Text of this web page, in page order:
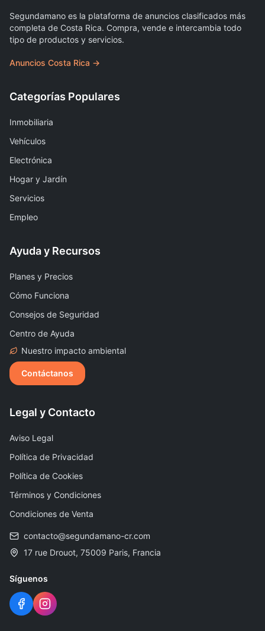
Segundamano es la plataforma de anuncios clasificados más
completa de Costa Rica. Compra, vende e intercambia todo
tipo de productos y servicios.
Anuncios Costa Rica →
Categorías Populares
Inmobiliaria
Vehículos
Electrónica
Hogar y Jardín
Servicios
Empleo
Ayuda y Recursos
Planes y Precios
Cómo Funciona
Consejos de Seguridad
Centro de Ayuda
Nuestro impacto ambiental
Contáctanos
Legal y Contacto
Aviso Legal
Política de Privacidad
Política de Cookies
Términos y Condiciones
Condiciones de Venta
contacto@segundamano-cr.com
17 rue Drouot, 75009 Paris, Francia
Síguenos